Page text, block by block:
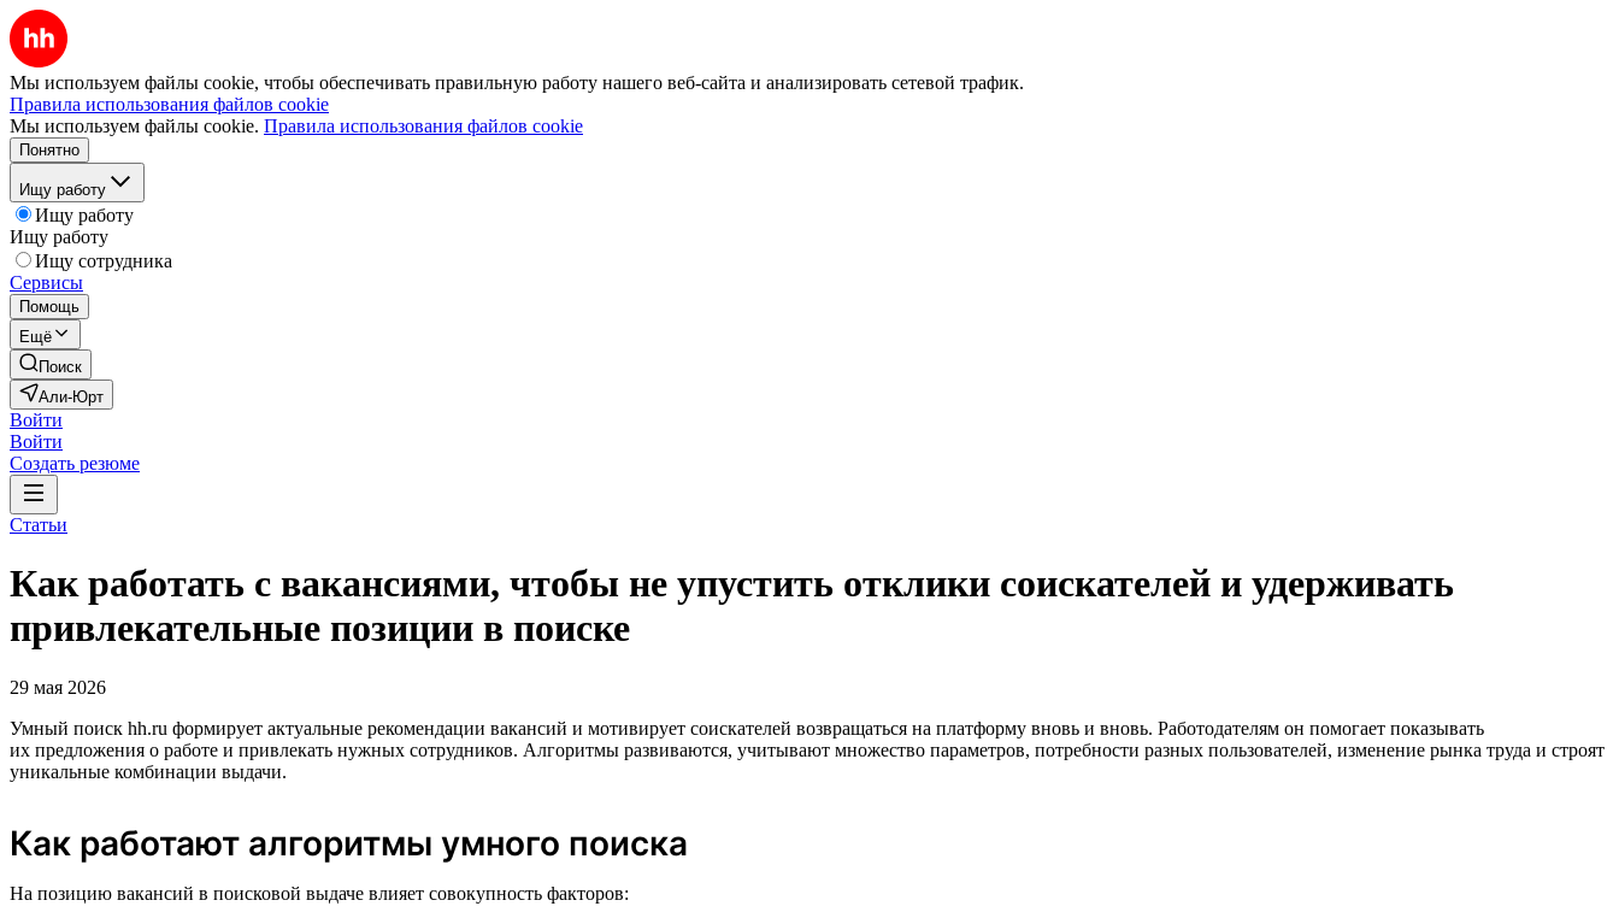
Мы используем файлы cookie, чтобы обеспечивать правильную работу нашего веб-сайта и анализировать сетевой трафик.
Правила использования файлов cookie
Мы используем файлы cookie. Правила использования файлов cookie
Понятно
Ищу работу
Ищу работу
Ищу работу
Ищу сотрудника
Сервисы
Помощь
Ещё
Поиск
Али-Юрт
Войти
Войти
Создать резюме
Статьи
Как работать с вакансиями, чтобы не упустить отклики соискателей и удерживать
привлекательные позиции в поиске
29 мая 2026
Умный поиск hh.ru формирует актуальные рекомендации вакансий и мотивирует соискателей возвращаться на платформу вновь и вновь. Работодателям он помогает показывать
их предложения о работе и привлекать нужных сотрудников. Алгоритмы развиваются, учитывают множество параметров, потребности разных пользователей, изменение рынка труда и строят
уникальные комбинации выдачи.
Как работают алгоритмы умного поиска
На позицию вакансий в поисковой выдаче влияет совокупность факторов: